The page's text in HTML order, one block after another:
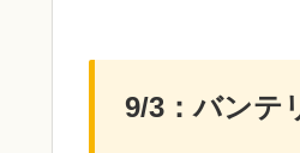
9/3：バンテ